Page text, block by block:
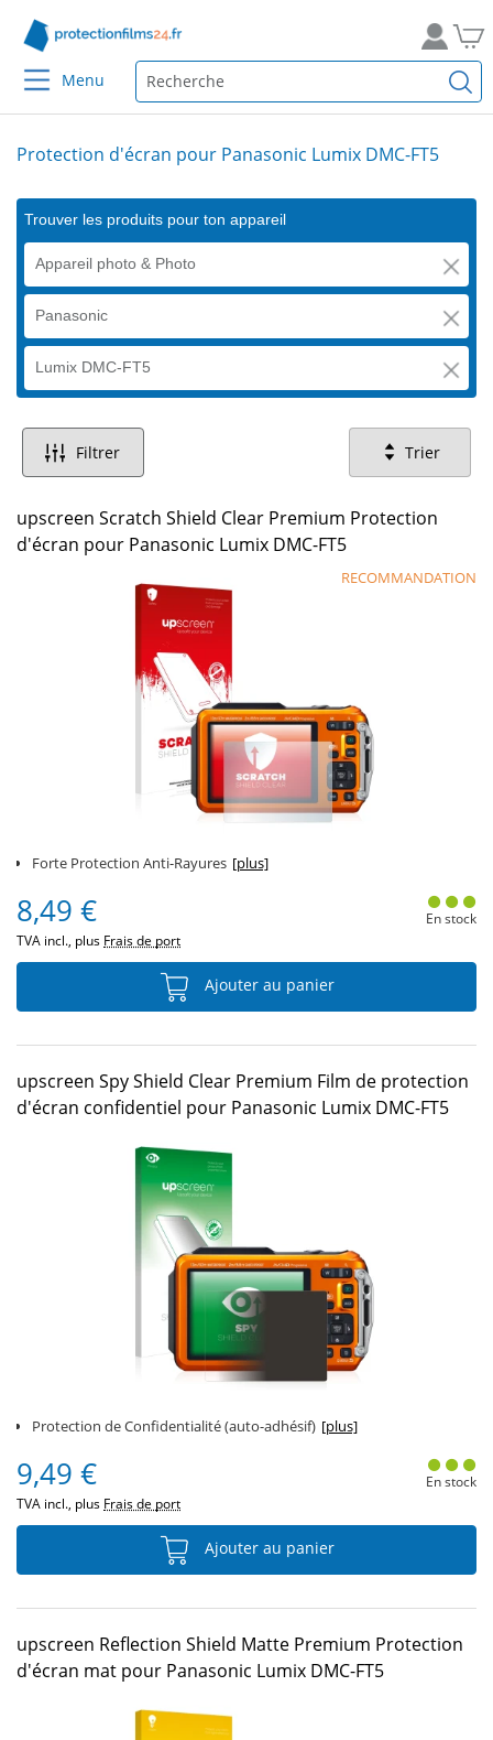
Menu
Protection d'écran pour Panasonic Lumix DMC-FT5
Trouver les produits pour ton appareil
Appareil photo & Photo
Panasonic
Lumix DMC-FT5
Filtrer Trier
upscreen Scratch Shield Clear Premium Protection
d'écran pour Panasonic Lumix DMC-FT5
RECOMMANDATION
Forte Protection Anti-Rayures [plus]
8,49 €
TVA incl., plus Frais de port
En stock
Ajouter au panier
upscreen Spy Shield Clear Premium Film de protection
d'écran confidentiel pour Panasonic Lumix DMC-FT5
Protection de Confidentialité (auto-adhésif) [plus]
9,49 €
TVA incl., plus Frais de port
En stock
Ajouter au panier
upscreen Reflection Shield Matte Premium Protection
d'écran mat pour Panasonic Lumix DMC-FT5